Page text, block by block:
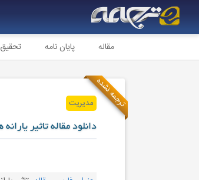
مقاله پایان نامه تحقیق
ترجمه نشدهمدیریت
دانلود مقاله تاثیر